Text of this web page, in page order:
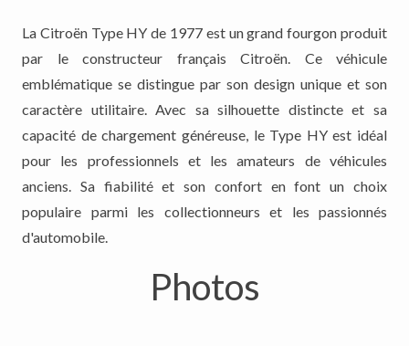
La Citroën Type HY de 1977 est un grand fourgon produit
par le constructeur français Citroën. Ce véhicule
emblématique se distingue par son design unique et son
caractère utilitaire. Avec sa silhouette distincte et sa
capacité de chargement généreuse, le Type HY est idéal
pour les professionnels et les amateurs de véhicules
anciens. Sa fiabilité et son confort en font un choix
populaire parmi les collectionneurs et les passionnés
d'automobile.
Photos